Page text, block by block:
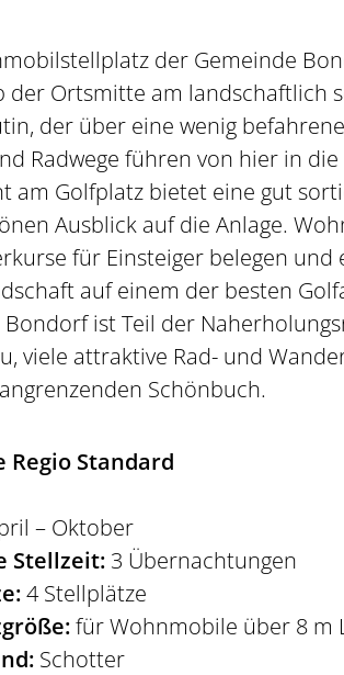
der Gemeinde
der Ortsmitte am landschaftlich
der über eine wenig
Radwege führen von hier in
am Golfplatz bietet eine gut
Ausblick auf die Anlage.
für Einsteiger belegen und
auf einem der besten
Bondorf ist Teil der
viele attraktive Rad- und
Schönbuch.
Regio Standard
– Oktober
Stellzeit:3 Übernachtungen
4 Stellplätze
für Wohnmobile über 8 m
Schotter